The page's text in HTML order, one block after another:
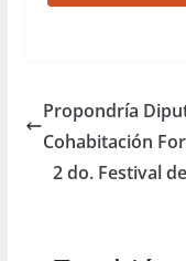
Propondría
Cohabitación
2 do. Festival